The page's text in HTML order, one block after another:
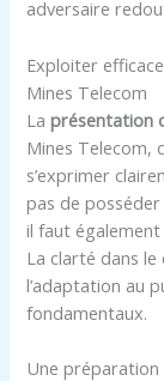
adversaire
Exploiter
Mines Telecom
Laprésentation
Mines Telecom,
s’exprimer
pas de
il faut
La clarté dans
l’adaptation au
fondamentaux.
Une préparation